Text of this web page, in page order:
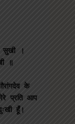
सुखी ।
॥
प्रति आप
हूँ।